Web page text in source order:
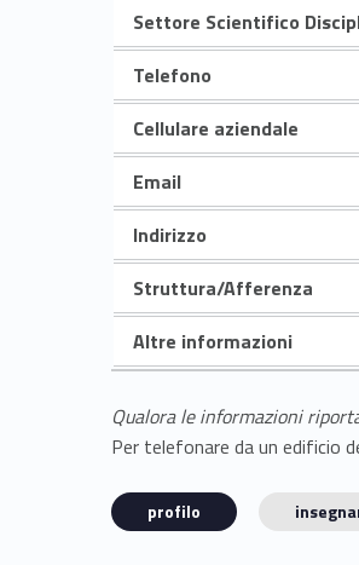
Settore Scientifico
Telefono
Cellulare aziendale
Email
Indirizzo
Struttura/Afferenza
Altre informazioni
Qualora le informazioni
Per telefonare da un edificio
profilo